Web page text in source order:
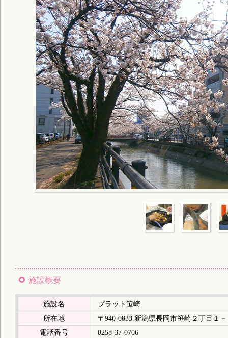
施設概要
施設名
プラット笹崎
所在地
〒940-0833 新潟県長岡市笹崎２丁目１
電話番号
0258-37-0706